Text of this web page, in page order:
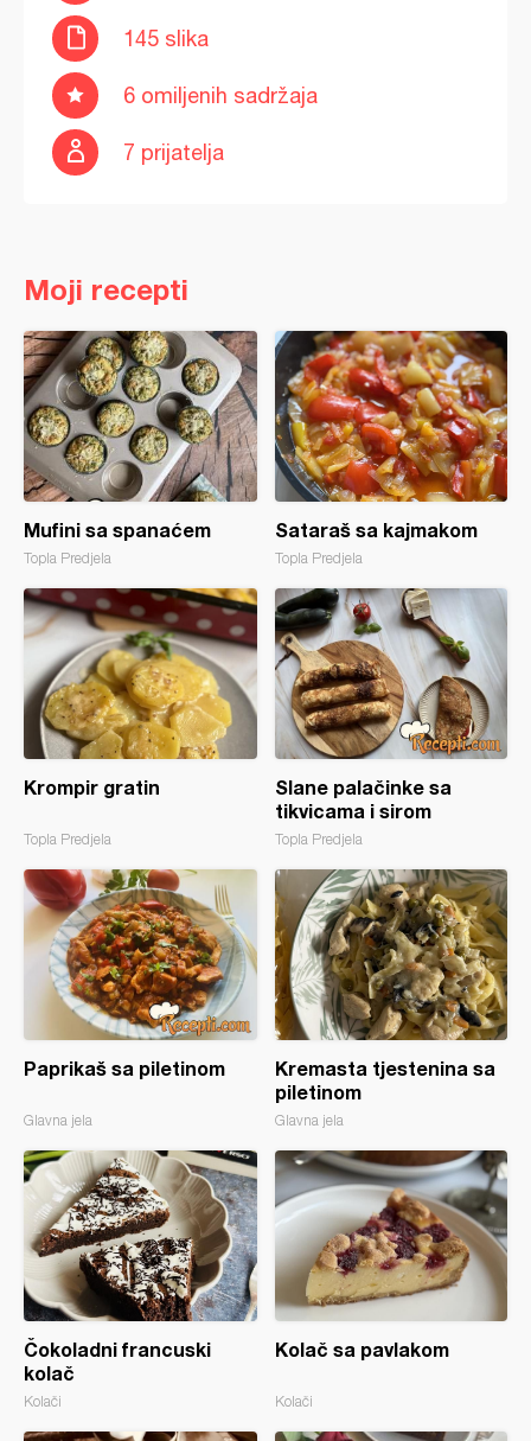
145 slika
6 omiljenih sadržaja
7 prijatelja
Moji recepti
Mufini sa spanaćem
Topla Predjela
Sataraš sa kajmakom
Topla Predjela
Krompir gratin
Topla Predjela
Slane palačinke sa
tikvicama i sirom
Topla Predjela
Paprikaš sa piletinom
Glavna jela
Kremasta tjestenina sa
piletinom
Glavna jela
Čokoladni francuski
kolač
Kolači
Kolač sa pavlakom
Kolači